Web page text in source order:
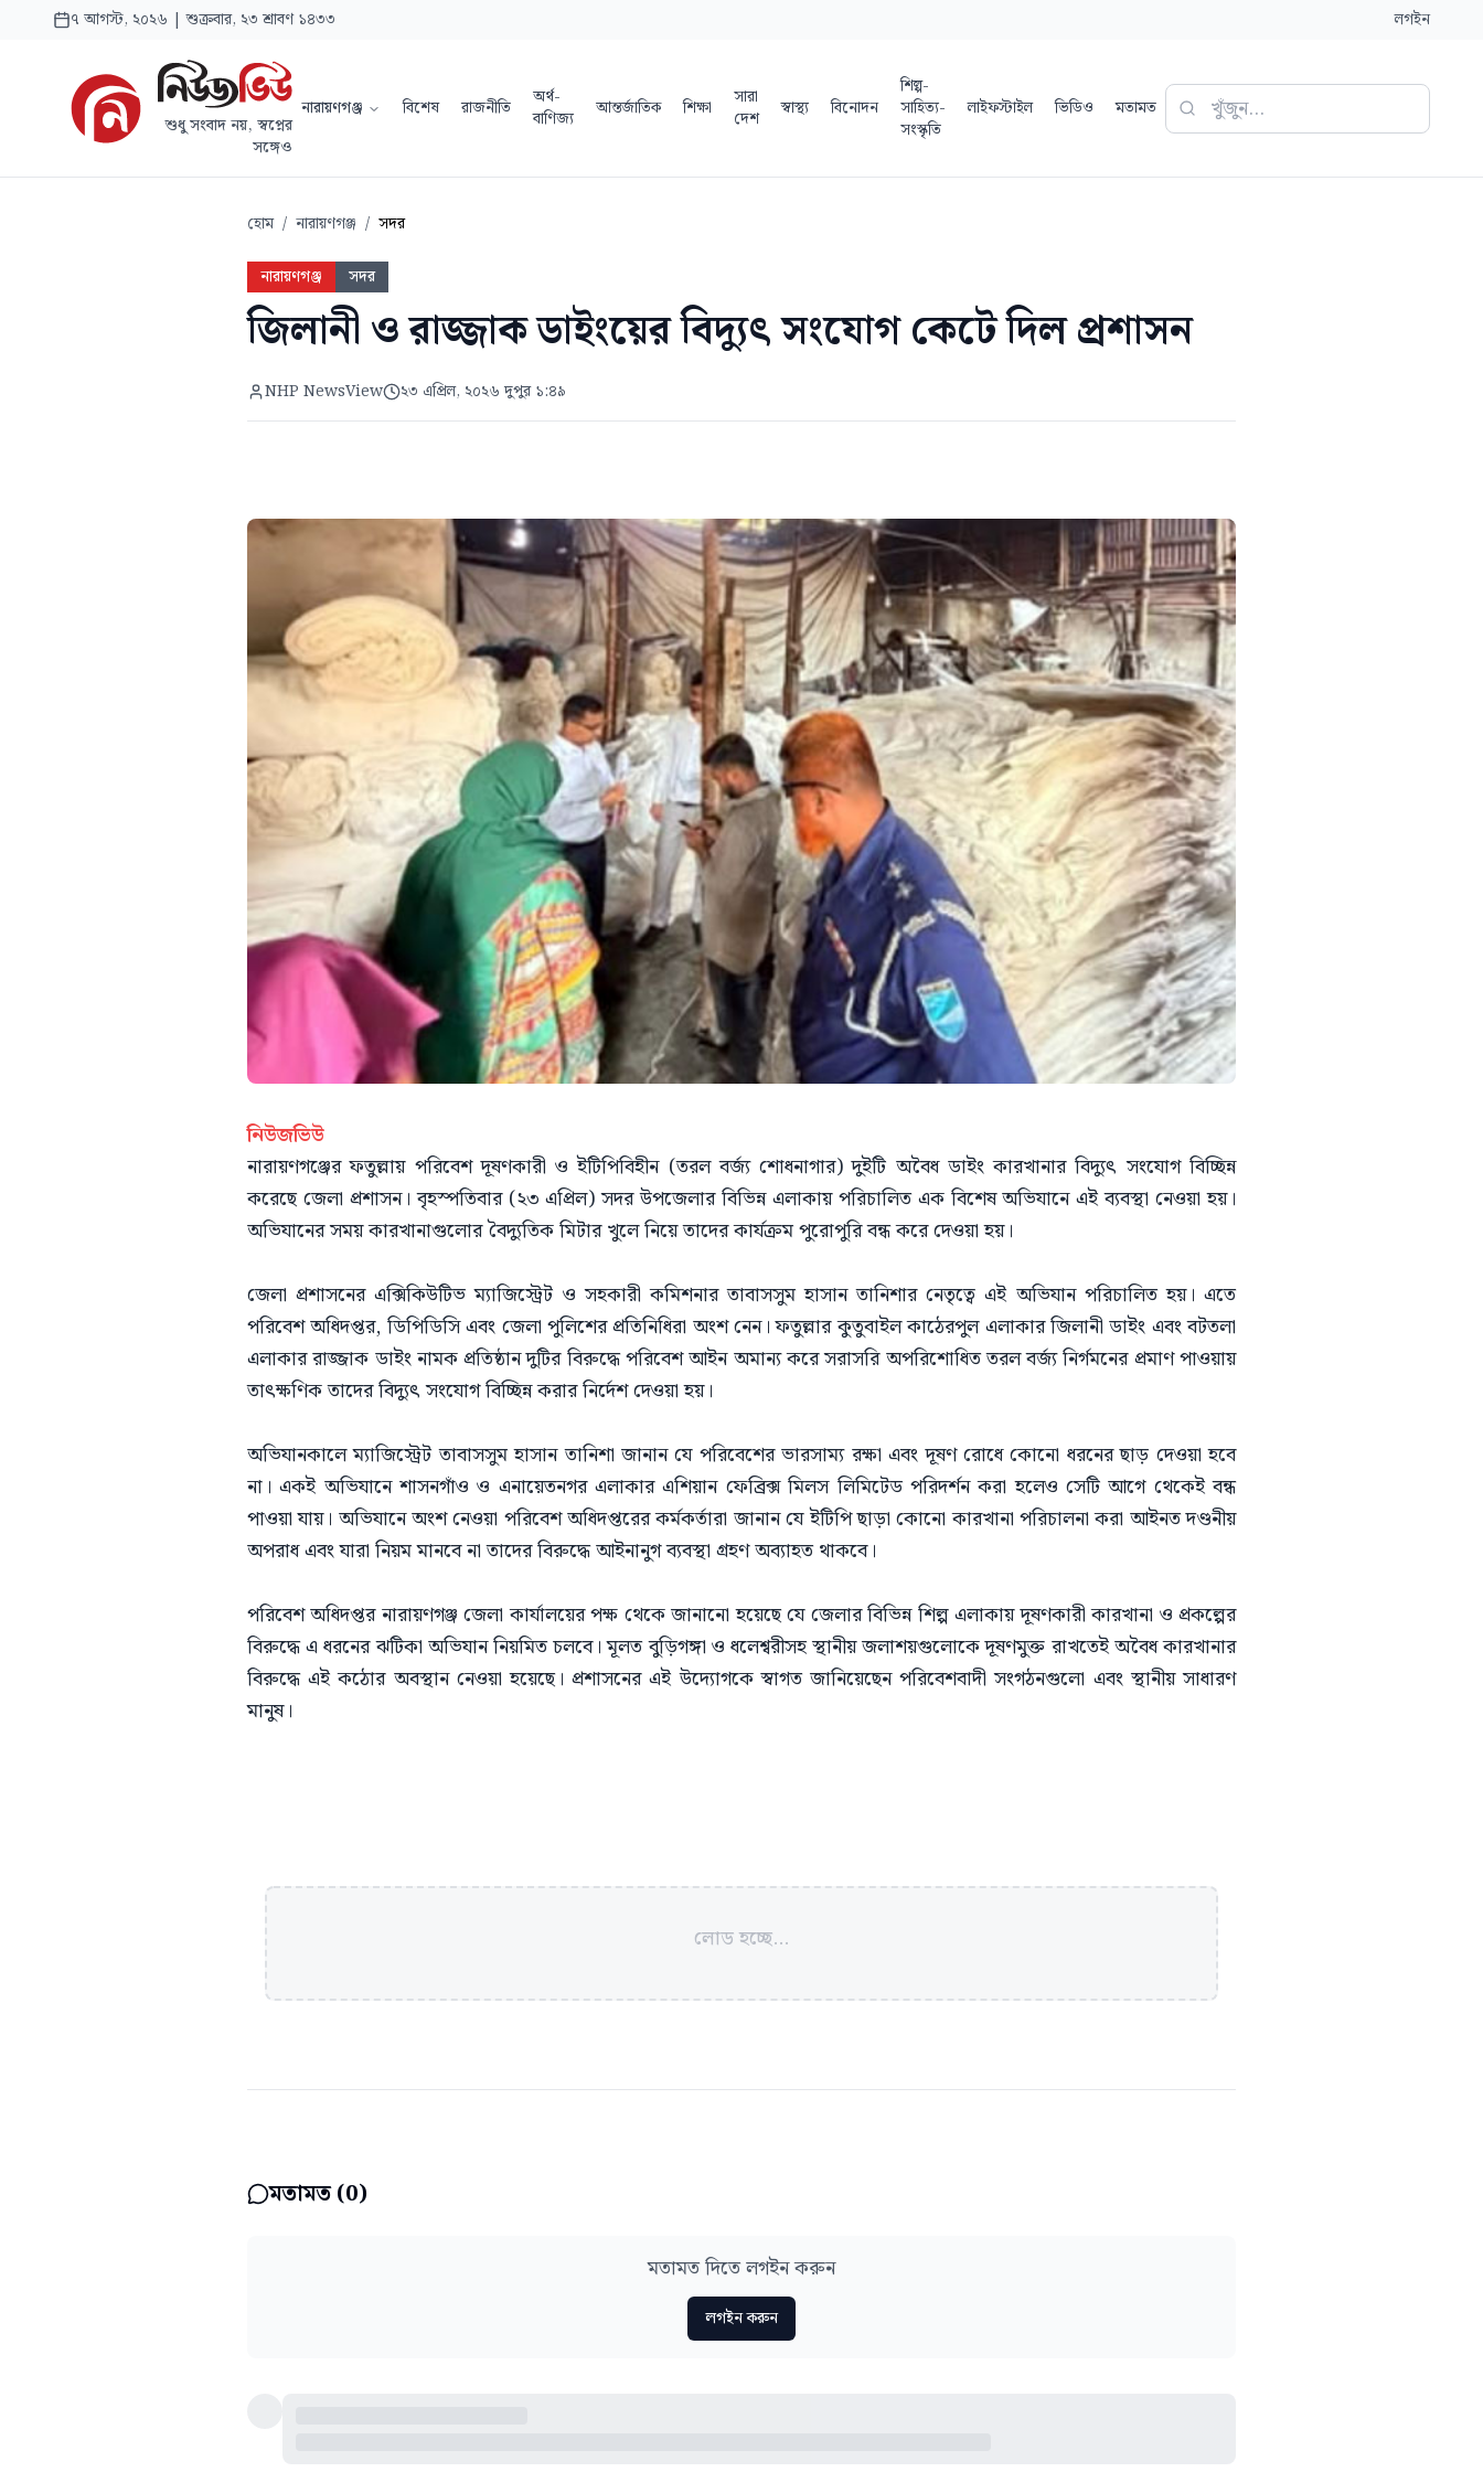
৭ আগস্ট, ২০২৬ | শুক্রবার, ২৩ শ্রাবণ ১৪৩৩ লগইন
শুধু সংবাদ নয়, স্বপ্নের
সঙ্গেও
নারায়ণগঞ্জ বিশেষ রাজনীতি
অর্থ-
বাণিজ্য
আন্তর্জাতিক শিক্ষা
সারা
দেশ
স্বাস্থ্য বিনোদন
শিল্প-
সাহিত্য-
সংস্কৃতি
লাইফস্টাইল ভিডিও মতামত
হোম / নারায়ণগঞ্জ / সদর
নারায়ণগঞ্জ সদর
জিলানী ও রাজ্জাক ডাইংয়ের বিদ্যুৎ সংযোগ কেটে দিল প্রশাসন
NHP NewsView ২৩ এপ্রিল, ২০২৬ দুপুর ১:৪৯
নিউজভিউ
নারায়ণগঞ্জের ফতুল্লায় পরিবেশ দূষণকারী ও ইটিপিবিহীন (তরল বর্জ্য শোধনাগার) দুইটি অবৈধ ডাইং কারখানার বিদ্যুৎ সংযোগ বিচ্ছিন্ন
করেছে জেলা প্রশাসন। বৃহস্পতিবার (২৩ এপ্রিল) সদর উপজেলার বিভিন্ন এলাকায় পরিচালিত এক বিশেষ অভিযানে এই ব্যবস্থা নেওয়া হয়।
অভিযানের সময় কারখানাগুলোর বৈদ্যুতিক মিটার খুলে নিয়ে তাদের কার্যক্রম পুরোপুরি বন্ধ করে দেওয়া হয়।
জেলা প্রশাসনের এক্সিকিউটিভ ম্যাজিস্ট্রেট ও সহকারী কমিশনার তাবাসসুম হাসান তানিশার নেতৃত্বে এই অভিযান পরিচালিত হয়। এতে
পরিবেশ অধিদপ্তর, ডিপিডিসি এবং জেলা পুলিশের প্রতিনিধিরা অংশ নেন। ফতুল্লার কুতুবাইল কাঠেরপুল এলাকার জিলানী ডাইং এবং বটতলা
এলাকার রাজ্জাক ডাইং নামক প্রতিষ্ঠান দুটির বিরুদ্ধে পরিবেশ আইন অমান্য করে সরাসরি অপরিশোধিত তরল বর্জ্য নির্গমনের প্রমাণ পাওয়ায়
তাৎক্ষণিক তাদের বিদ্যুৎ সংযোগ বিচ্ছিন্ন করার নির্দেশ দেওয়া হয়।
অভিযানকালে ম্যাজিস্ট্রেট তাবাসসুম হাসান তানিশা জানান যে পরিবেশের ভারসাম্য রক্ষা এবং দূষণ রোধে কোনো ধরনের ছাড় দেওয়া হবে
না। একই অভিযানে শাসনগাঁও ও এনায়েতনগর এলাকার এশিয়ান ফেব্রিক্স মিলস লিমিটেড পরিদর্শন করা হলেও সেটি আগে থেকেই বন্ধ
পাওয়া যায়। অভিযানে অংশ নেওয়া পরিবেশ অধিদপ্তরের কর্মকর্তারা জানান যে ইটিপি ছাড়া কোনো কারখানা পরিচালনা করা আইনত দণ্ডনীয়
অপরাধ এবং যারা নিয়ম মানবে না তাদের বিরুদ্ধে আইনানুগ ব্যবস্থা গ্রহণ অব্যাহত থাকবে।
পরিবেশ অধিদপ্তর নারায়ণগঞ্জ জেলা কার্যালয়ের পক্ষ থেকে জানানো হয়েছে যে জেলার বিভিন্ন শিল্প এলাকায় দূষণকারী কারখানা ও প্রকল্পের
বিরুদ্ধে এ ধরনের ঝটিকা অভিযান নিয়মিত চলবে। মূলত বুড়িগঙ্গা ও ধলেশ্বরীসহ স্থানীয় জলাশয়গুলোকে দূষণমুক্ত রাখতেই অবৈধ কারখানার
বিরুদ্ধে এই কঠোর অবস্থান নেওয়া হয়েছে। প্রশাসনের এই উদ্যোগকে স্বাগত জানিয়েছেন পরিবেশবাদী সংগঠনগুলো এবং স্থানীয় সাধারণ
মানুষ।
লোড হচ্ছে...
মতামত (0)
মতামত দিতে লগইন করুন
লগইন করুন